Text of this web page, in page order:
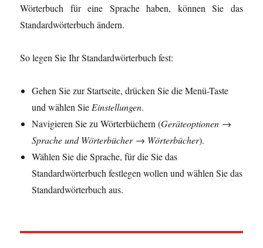
Wörterbuch für eine Sprache haben, können Sie das
Standardwörterbuch ändern.
So legen Sie Ihr Standardwörterbuch fest:
Gehen Sie zur Startseite, drücken Sie die Menü-Taste
und wählen Sie Einstellungen.
Navigieren Sie zu Wörterbüchern (Geräteoptionen →
Sprache und Wörterbücher → Wörterbücher).
Wählen Sie die Sprache, für die Sie das
Standardwörterbuch festlegen wollen und wählen Sie das
Standardwörterbuch aus.